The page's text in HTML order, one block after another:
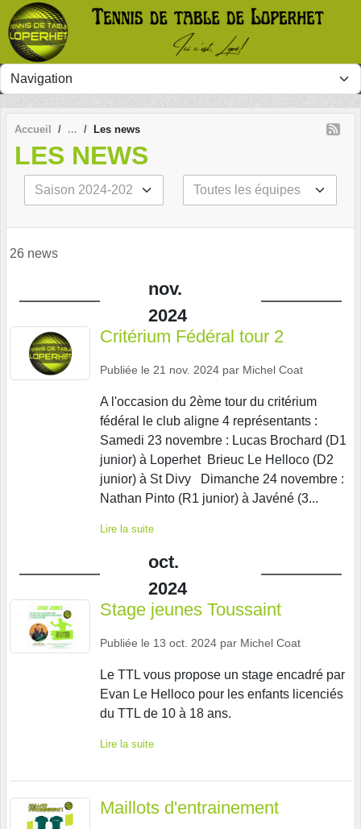
Accueil Les news
LES NEWS
26 news
nov.
2024
Critérium Fédéral tour 2
Publiée le 21 nov. 2024 par Michel Coat
A l'occasion du 2ème tour du critérium
fédéral le club aligne 4 représentants :
Samedi 23 novembre : Lucas Brochard (D1
junior) à Loperhet Brieuc Le Helloco (D2
junior) à St Divy Dimanche 24 novembre :
Nathan Pinto (R1 junior) à Javéné (3...
Lire la suite
oct.
2024
Stage jeunes Toussaint
Publiée le 13 oct. 2024 par Michel Coat
Le TTL vous propose un stage encadré par
Evan Le Helloco pour les enfants licenciés
du TTL de 10 à 18 ans.
Lire la suite
Maillots d'entrainement
Panneau de gestion des cookies